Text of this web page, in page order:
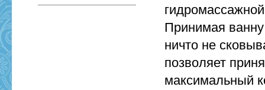
Принимая
ничто не
позволяет
максимальный